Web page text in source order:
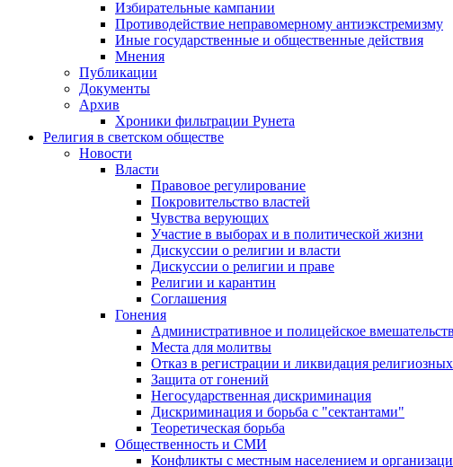
Избирательные кампании
Противодействие неправомерному антиэкстремизму
Иные государственные и общественные действия
Мнения
Публикации
Документы
Архив
Хроники фильтрации Рунета
Религия в светском обществе
Новости
Власти
Правовое регулирование
Покровительство властей
Чувства верующих
Участие в выборах и в политической жизни
Дискуссии о религии и власти
Дискуссии о религии и праве
Религии и карантин
Соглашения
Гонения
Административное и полицейское
Места для молитвы
Отказ в регистрации и ликвидация
Защита от гонений
Негосударственная дискриминация
Дискриминация и борьба с "сектантами"
Теоретическая борьба
Общественность и СМИ
Конфликты с местным населением и